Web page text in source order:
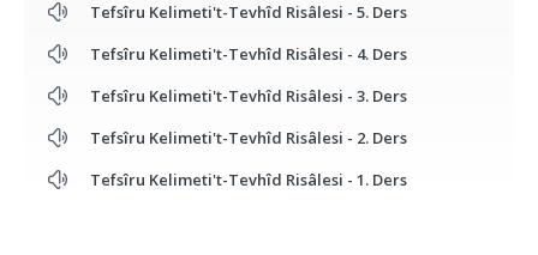
Tefsîru Kelimeti't-Tevhîd Risâlesi - 5. Ders
Tefsîru Kelimeti't-Tevhîd Risâlesi - 4. Ders
Tefsîru Kelimeti't-Tevhîd Risâlesi - 3. Ders
Tefsîru Kelimeti't-Tevhîd Risâlesi - 2. Ders
Tefsîru Kelimeti't-Tevhîd Risâlesi - 1. Ders